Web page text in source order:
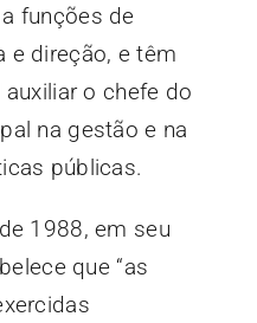
funções de
e direção, e têm
o chefe do
na gestão e na
públicas.
1988, em seu
que “as